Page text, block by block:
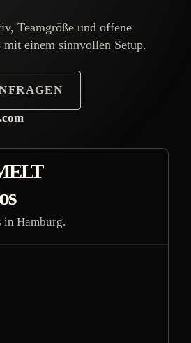
Teamgröße und offene
einem sinnvollen Setup.
in Hamburg.